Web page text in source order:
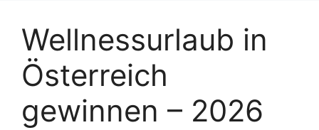
Wellnessurlaub in
Österreich
gewinnen – 2026